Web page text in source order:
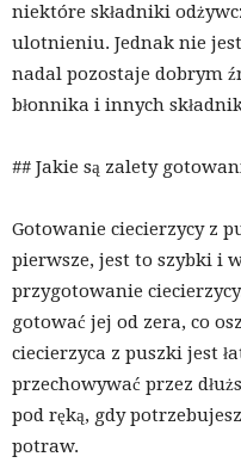
niektóre składniki
ulotnieniu. Jednak nie
nadal pozostaje dobrym
błonnika i innych
## Jakie są zalety
Gotowanie ciecierzycy z
pierwsze, jest to szybki i
przygotowanie
gotować jej od zera, co
ciecierzyca z puszki jest
przechowywać przez
pod ręką, gdy
potraw.